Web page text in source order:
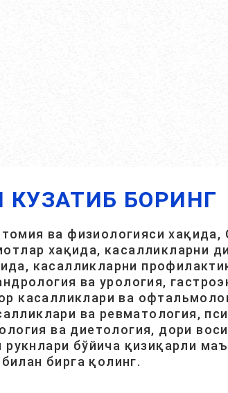
КУЗАТИБ БОРИНГ
ва физиологияси хақида,
хақида, касалликларни
касалликларни
ва урология,
касалликлари ва
ва ревматология,
ва диетология, дори
бўйича қизиқарли
билан бирга қолинг.